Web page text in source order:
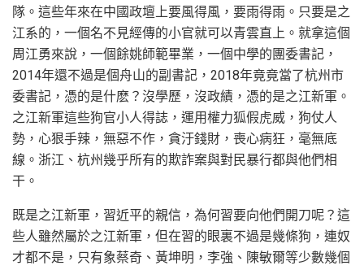
隊。這些年來在中國政壇上要風得風，要雨得雨。只要是之
江系的，一個名不見經傳的小官就可以青雲直上。就拿這個
周江勇來說，一個餘姚師範畢業，一個中學的團委書記，
2014年還不過是個舟山的副書記，2018年竟竟當了杭州市
委書記，憑的是什麽？沒學歷，沒政績，憑的是之江新軍。
之江新軍這些狗官小人得誌，運用權力狐假虎威，狗仗人
勢，心狠手辣，無惡不作，貪汙錢財，喪心病狂，毫無底
線。浙江、杭州幾乎所有的欺詐案與對民暴行都與他們相
干。
既是之江新軍，習近平的親信，為何習要向他們開刀呢？這
些人雖然屬於之江新軍，但在習的眼裏不過是幾條狗，連奴
才都不是，只有象蔡奇、黃坤明，李強、陳敏爾等少數幾個